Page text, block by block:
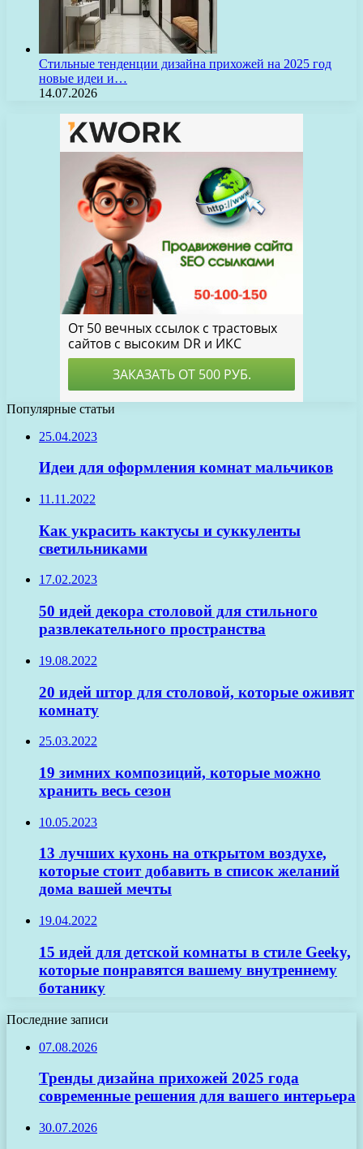
Стильные тенденции дизайна прихожей на 2025 год
новые идеи и…
14.07.2026
Популярные статьи
25.04.2023
Идеи для оформления комнат мальчиков
11.11.2022
Как украсить кактусы и суккуленты
светильниками
17.02.2023
50 идей декора столовой для стильного
развлекательного пространства
19.08.2022
20 идей штор для столовой, которые оживят
комнату
25.03.2022
19 зимних композиций, которые можно
хранить весь сезон
10.05.2023
13 лучших кухонь на открытом воздухе,
которые стоит добавить в список желаний
дома вашей мечты
19.04.2022
15 идей для детской комнаты в стиле Geeky,
которые понравятся вашему внутреннему
ботанику
Последние записи
07.08.2026
Тренды дизайна прихожей 2025 года
современные решения для вашего интерьера
30.07.2026